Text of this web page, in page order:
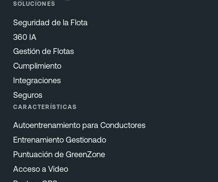
SOLUCIONES
Seguridad de la Flota
360 IA
Gestión de Flotas
Cumplimiento
Integraciones
Seguros
CARACTERÍSTICAS
Autoentrenamiento para Conductores
Entrenamiento Gestionado
Puntuación de GreenZone
Acceso a Video